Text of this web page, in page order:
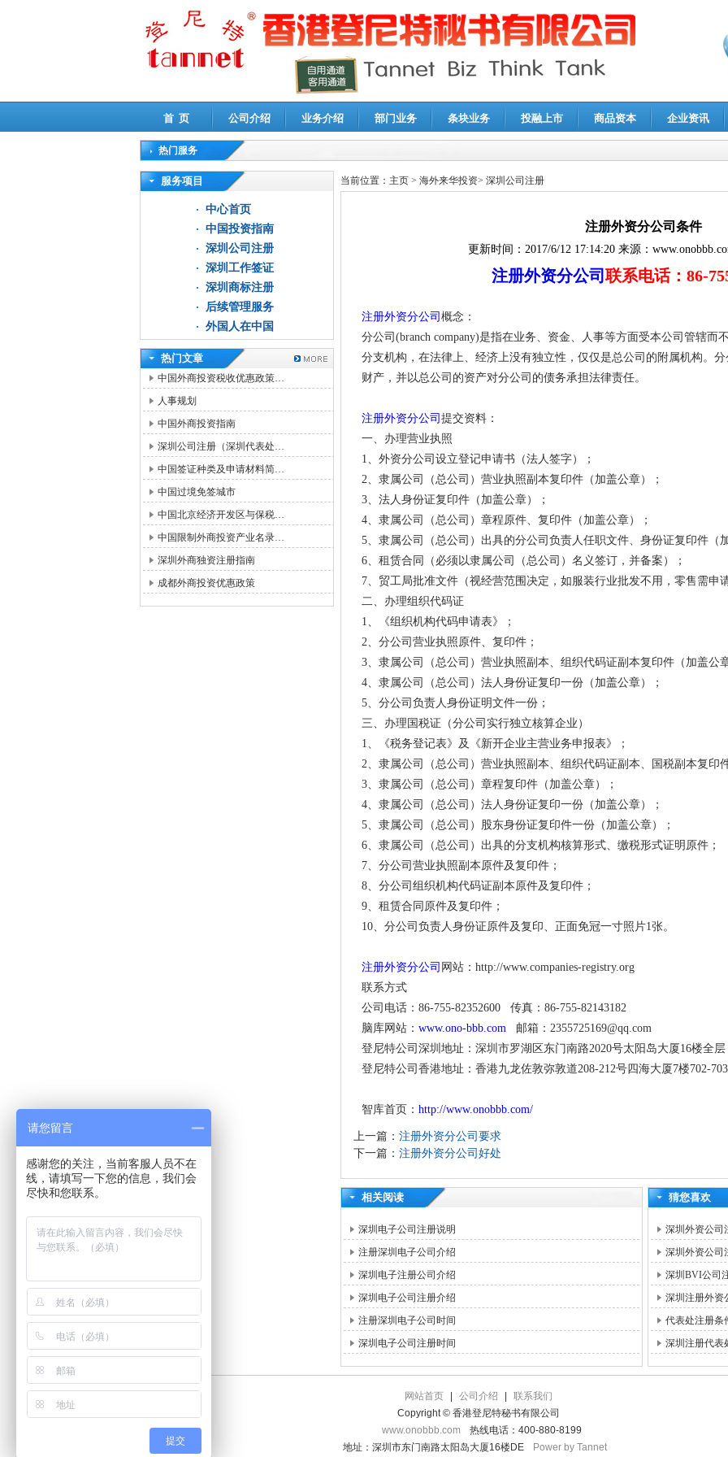
首 页 公司介绍 业务介绍 部门业务 条块业务 投融上市 商品资本 企业资讯
热门服务
高新技术企业认定审计|企业所得税汇算清缴申报鉴证
服务项目
中心首页
中国投资指南
深圳公司注册
深圳工作签证
深圳商标注册
后续管理服务
外国人在中国
热门文章
中国外商投资税收优惠政策…
人事规划
中国外商投资指南
深圳公司注册（深圳代表处…
中国签证种类及申请材料简…
中国过境免签城市
中国北京经济开发区与保税…
中国限制外商投资产业名录…
深圳外商独资注册指南
成都外商投资优惠政策
当前位置： 主页 > 海外来华投资> 深圳公司注册
注册外资分公司条件
更新时间： 2017/6/12 17:14:20来源：
注册外资分公司 联系电话：86-
注册外资分公司 概念：
分公司(branch company)是指在业务、资金、人事等方面受本公司管辖而
分支机构，在法律上、经济上没有独立性，仅仅是总公司的附属机构。
财产，并以总公司的资产对分公司的债务承担法律责任。
注册外资分公司 提交资料：
一、办理营业执照
1、外资分公司设立登记申请书（法人签字）；
2、隶属公司（总公司）营业执照副本复印件（加盖公章）；
3、法人身份证复印件（加盖公章）；
4、隶属公司（总公司）章程原件、复印件（加盖公章）；
5、隶属公司（总公司）出具的分公司负责人任职文件、身份证复印件（
6、租赁合同（必须以隶属公司（总公司）名义签订，并备案）；
7、贸工局批准文件（视经营范围决定，如服装行业批发不用，零售需申
二、办理组织代码证
1、《组织机构代码申请表》；
2、分公司营业执照原件、复印件；
3、隶属公司（总公司）营业执照副本、组织代码证副本复印件（加盖公
4、隶属公司（总公司）法人身份证复印一份（加盖公章）；
5、分公司负责人身份证明文件一份；
三、办理国税证（分公司实行独立核算企业）
1、《税务登记表》及《新开企业主营业务申报表》；
2、隶属公司（总公司）营业执照副本、组织代码证副本、国税副本复印
3、隶属公司（总公司）章程复印件（加盖公章）；
4、隶属公司（总公司）法人身份证复印一份（加盖公章）；
5、隶属公司（总公司）股东身份证复印件一份（加盖公章）；
6、隶属公司（总公司）出具的分支机构核算形式、缴税形式证明原件；
7、分公司营业执照副本原件及复印件；
8、分公司组织机构代码证副本原件及复印件；
9、租赁合同原件及复印件；
10、分公司负责人身份证原件及复印、正面免冠一寸照片1张。
注册外资分公司 网站：http://www.companies-registry.org
联系方式
公司电话：86-755-82352600 传真：86-755-82143182
脑库网站： www.ono-bbb.com 邮箱：2355725169@qq.com
登尼特公司深圳地址：深圳市罗湖区东门南路2020号太阳岛大厦16楼全层
登尼特公司香港地址：香港九龙佐敦弥敦道208-212号四海大厦7楼702-
智库首页： http://www.onobbb.com/
上一篇： 注册外资分公司要求
下一篇： 注册外资分公司好处
相关阅读
深圳电子公司注册说明
注册深圳电子公司介绍
深圳电子注册公司介绍
深圳电子公司注册介绍
注册深圳电子公司时间
深圳电子公司注册时间
猜您喜欢
深圳外资公司
深圳外资公司
深圳BVI公司
深圳注册外资
代表处注册条
深圳注册代表
网站首页 公司介绍
联系我们
Copyright © 香港登尼特秘书有限公司
www.onobbb.com
热线电话：400-880-8199
地址：深圳市东门南路太阳岛大厦16楼DE
Power by Tannet
请您留言
感谢您的关注，当前客服人员不在
线，请填写一下您的信息，我们会
尽快和您联系。
提交